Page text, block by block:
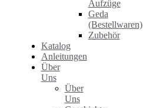
Aufzüge
Geda
(Bestellwaren)
Zubehör
Katalog
Anleitungen
Über
Uns
Über
Uns